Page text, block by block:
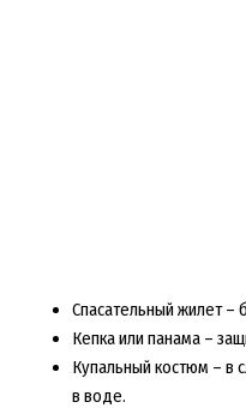
Спасательный жилет –
Кепка или панама –
Купальный костюм – в
в воде.